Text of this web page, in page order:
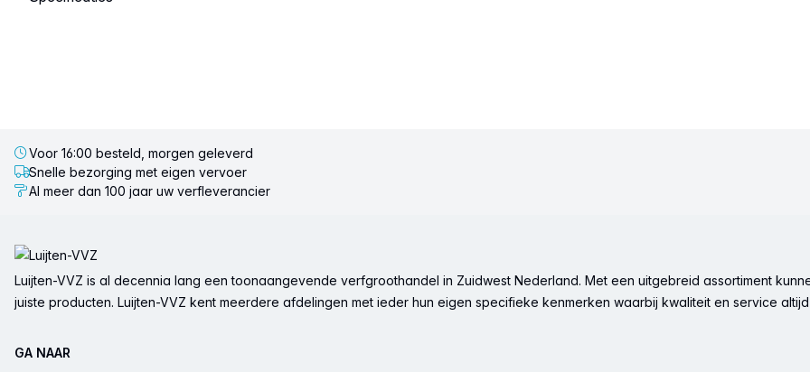
Voor 16:00 besteld, morgen geleverd
Snelle bezorging met eigen vervoer
Al meer dan 100 jaar uw verfleverancier
Luijten-VVZ is al decennia lang een toonaangevende verfgroothandel in Zuidwest Nederland. Met een uitgebreid assortiment
juiste producten. Luijten-VVZ kent meerdere afdelingen met ieder hun eigen specifieke kenmerken waarbij kwaliteit en service
GA NAAR